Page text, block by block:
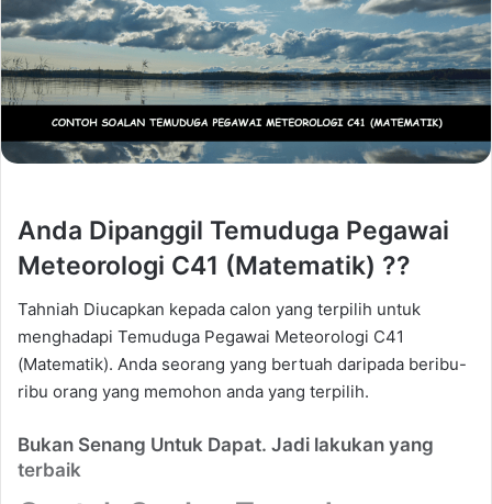
Anda Dipanggil Temuduga Pegawai
Meteorologi C41 (Matematik) ??
Tahniah Diucapkan kepada calon yang terpilih untuk
menghadapi Temuduga Pegawai Meteorologi C41
(Matematik). Anda seorang yang bertuah daripada beribu-
ribu orang yang memohon anda yang terpilih.
Bukan Senang Untuk Dapat. Jadi lakukan yang
terbaik